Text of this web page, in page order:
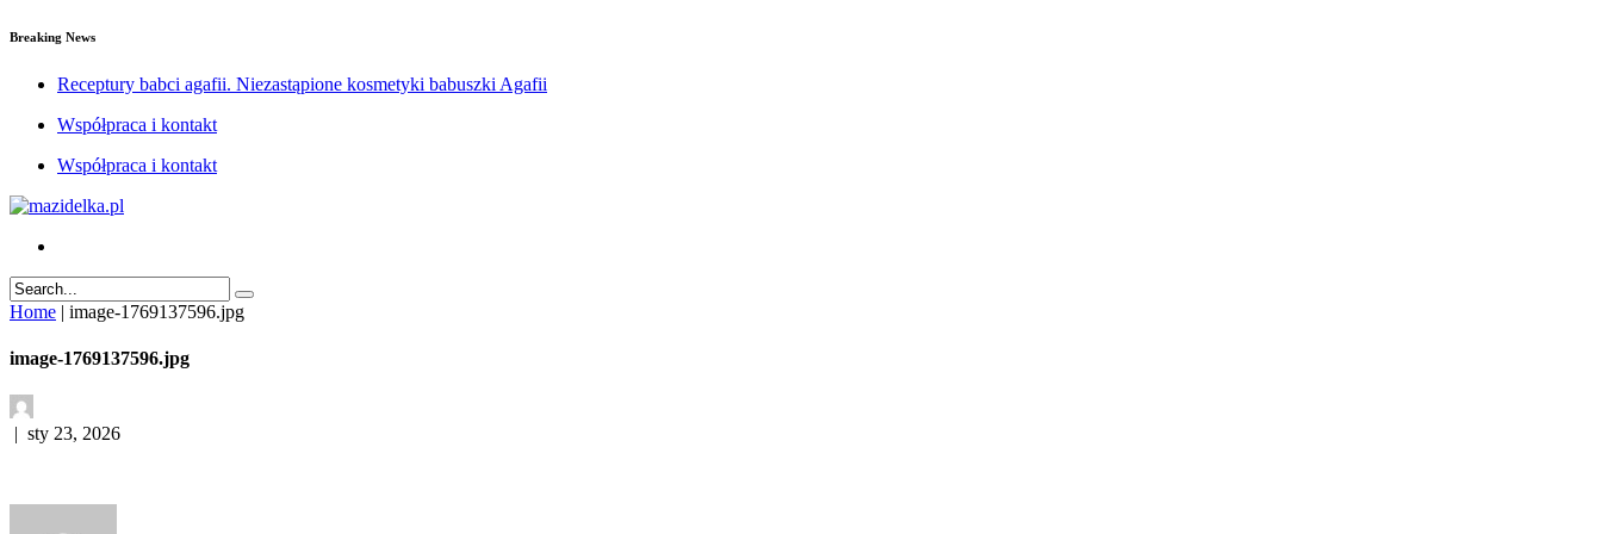
Breaking News
Receptury babci agafii. Niezastąpione kosmetyki babuszki Agafii
Współpraca i kontakt
Współpraca i kontakt
Home | image-1769137596.jpg
image-1769137596.jpg
sty 23, 2026